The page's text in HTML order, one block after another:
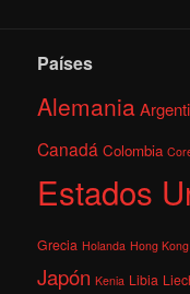
Países
Alemania
Canadá Colombia
Estados
Grecia Holanda Hong Kong
Japón Kenia Libia